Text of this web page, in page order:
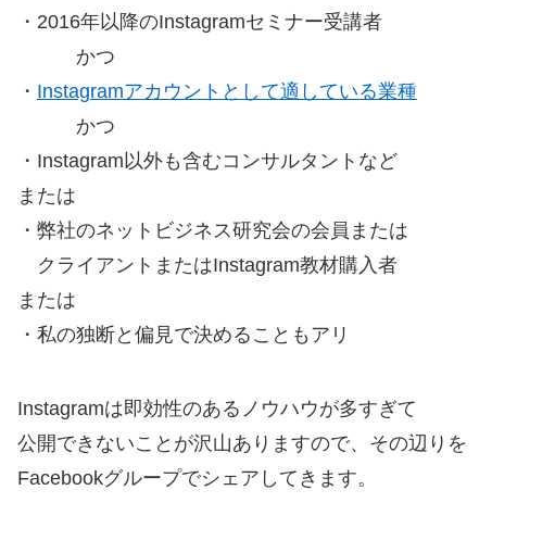
・2016年以降のInstagramセミナー受講者
かつ
・ Instagramアカウントとして適している業種
かつ
・Instagram以外も含むコンサルタントなど
または
・弊社のネットビジネス研究会の会員または
クライアントまたはInstagram教材購入者
または
・私の独断と偏見で決めることもアリ
Instagramは即効性のあるノウハウが多すぎて
公開できないことが沢山ありますので、その辺りを
Facebookグループでシェアしてきます。